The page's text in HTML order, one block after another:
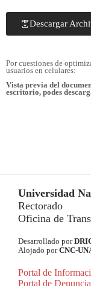
Descargar
Por cuestiones de
usuarios en celulares:
Vista previa del
escritorio, podes
Universidad
Rectorado
Oficina de
Desarrollado por
Alojado porCNC-
Portal de
Portal de